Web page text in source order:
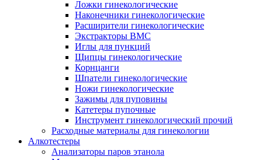
Ложки гинекологические
Наконечники гинекологические
Расширители гинекологические
Экстракторы ВМС
Иглы для пункций
Щипцы гинекологические
Корнцанги
Шпатели гинекологические
Ножи гинекологические
Зажимы для пуповины
Катетеры пупочные
Инструмент гинекологический прочий
Расходные материалы для гинекологии
Алкотестеры
Анализаторы паров этанола